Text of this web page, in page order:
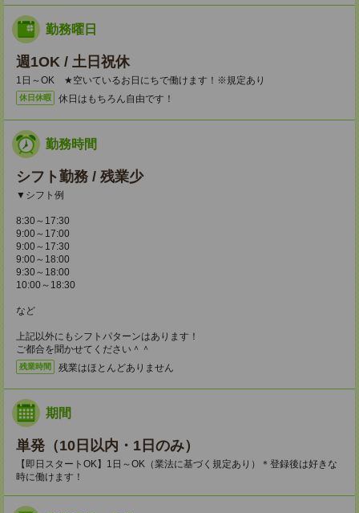
勤務曜日
週1OK / 土日祝休
1日～OK ★空いているお日にちで働けます！※規定あり
休日休暇 休日はもちろん自由です！
勤務時間
シフト勤務 / 残業少
▼シフト例
8:30～17:30
9:00～17:00
9:00～17:30
9:00～18:00
9:30～18:00
10:00～18:30
など
上記以外にもシフトパターンはあります！
ご都合を聞かせてください＾＾
残業時間 残業はほとんどありません
期間
単発（10日以内・1日のみ）
【即日スタートOK】1日～OK（業法に基づく規定あり）＊登録後は好きな
時に働けます！